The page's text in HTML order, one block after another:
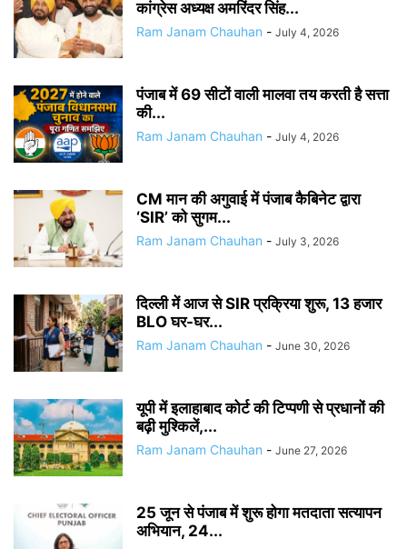
कांग्रेस अध्यक्ष अमरिंदर सिंह...
Ram Janam Chauhan - July 4, 2026
पंजाब में 69 सीटों वाली मालवा तय करती है सत्ता
की...
Ram Janam Chauhan - July 4, 2026
CM मान की अगुवाई में पंजाब कैबिनेट द्वारा
‘SIR’ को सुगम...
Ram Janam Chauhan - July 3, 2026
दिल्ली में आज से SIR प्रक्रिया शुरू, 13 हजार
BLO घर-घर...
Ram Janam Chauhan - June 30, 2026
यूपी में इलाहाबाद कोर्ट की टिप्पणी से प्रधानों की
बढ़ी मुश्किलें,...
Ram Janam Chauhan - June 27, 2026
25 जून से पंजाब में शुरू होगा मतदाता सत्यापन
अभियान, 24...